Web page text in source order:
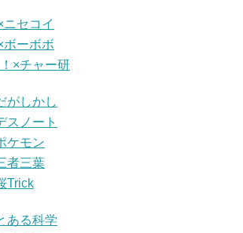
セコイ
ボーボボ
×チャー研
がしかし
スノート
ケモン
者三葉
Trick
ある科学